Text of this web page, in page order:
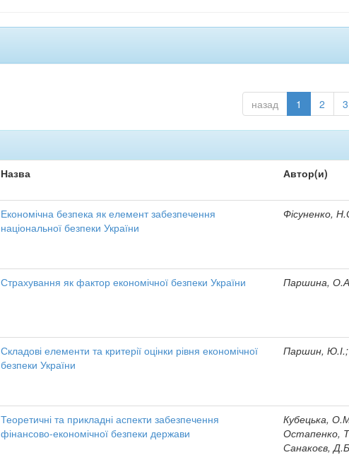
назад 1 2 3
Назва Автор(и)
Економічна безпека як елемент забезпечення
національної безпеки України
Фісуненко,
Страхування як фактор економічної безпеки України Паршина,
Складові елементи та критерії оцінки рівня економічної
безпеки України
Паршин,
Теоретичні та прикладні аспекти забезпечення
фінансово-економічної безпеки держави
Кубецька,
Остапенко,
Санакоєв,